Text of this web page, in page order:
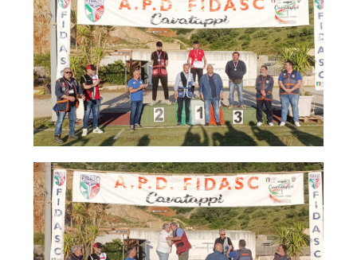
Retriever Sport
Ricerca Tartufo
Sheepdog
Sport acquatici
Treibball
Ipo Delta
Protezione civile Sportiva
Cinofilia Venatoria